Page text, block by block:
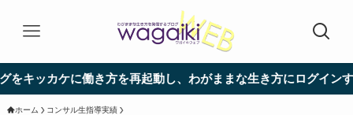
に働き方を再起動し、わがままな生き方にログインするた
ホーム コンサル生指導実績